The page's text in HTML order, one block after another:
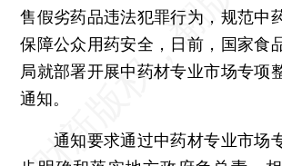
售假劣药品违法犯罪行为，规范中
保障公众用药安全，日前，国家食
局就部署开展中药材专业市场专项
通知。
通知要求通过中药材专业市场